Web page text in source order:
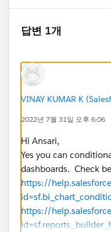
답변 1개
VINAY KUMAR K
2022년 7월 31일 오후 6:06
Hi Ansari,
Yes you can
dashboards. Check
https://
https://